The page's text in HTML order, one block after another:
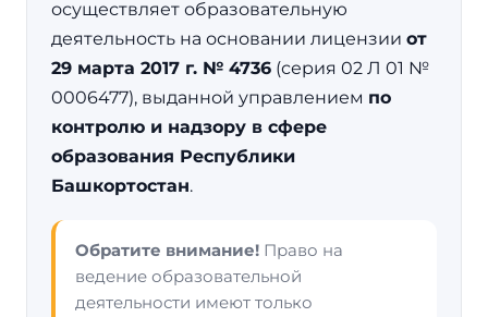
осуществляет образовательную
деятельность на основании лицензии от
29 марта 2017 г. № 4736 (серия 02 Л 01 №
0006477), выданной управлением по
контролю и надзору в сфере
образования Республики
Башкортостан.
Обратите внимание! Право на
ведение образовательной
деятельности имеют только